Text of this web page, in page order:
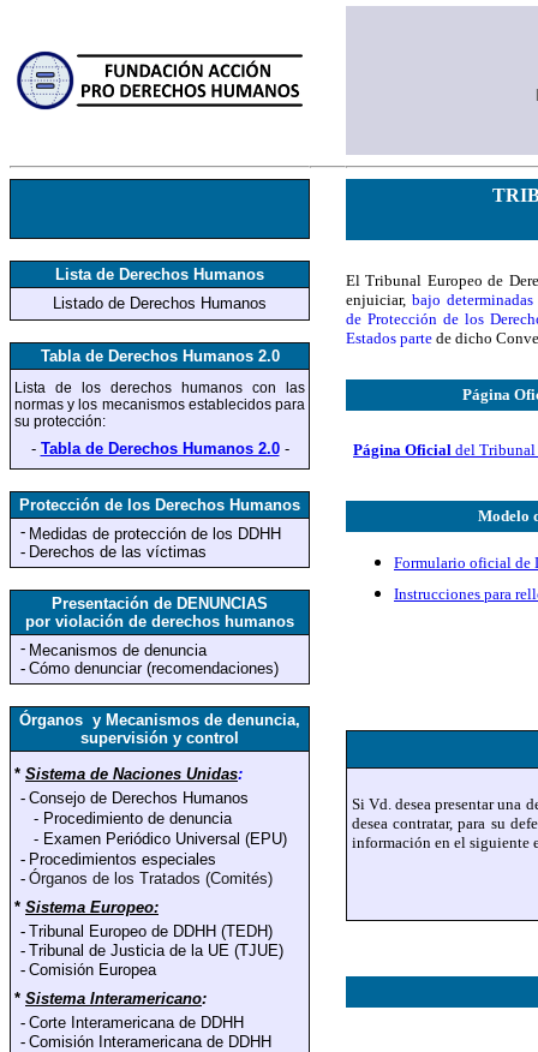
Lista de Derechos Humanos
Listado de Derechos Humanos
Tabla de Derechos Humanos 2.0
Lista de los derechos humanos con las
normas y los mecanismos establecidos para
su protección:
- Tabla de Derechos Humanos 2.0-
Protección de los Derechos Humanos
- Medidas de protección de los DDHH
- Derechos de las víctimas
Presentación de DENUNCIAS
por violación de derechos humanos
- Mecanismos de denuncia
- Cómo denunciar (recomendaciones)
Órganos y Mecanismos de denuncia,
supervisión y control
* Sistema de Naciones Unidas:
- Consejo de Derechos Humanos
- Procedimiento de denuncia
- Examen Periódico Universal (EPU)
- Procedimientos especiales
- Órganos de los Tratados (Comités)
* Sistema Europeo:
- Tribunal Europeo de DDHH (TEDH)
- Tribunal de Justicia de la UE (TJUE)
- Comisión Europea
* Sistema Interamericano:
- Corte Interamericana de DDHH
- Comisión Interamericana de DDHH
El Tribunal Europeo de
enjuiciar, bajo
de Protección de los
Estados parte de dicho
Página
Página Oficial del Tribunal
Modelo
Formulario oficial de
Instrucciones para
Si Vd. desea presentar una
desea contratar, para su
información en el siguiente